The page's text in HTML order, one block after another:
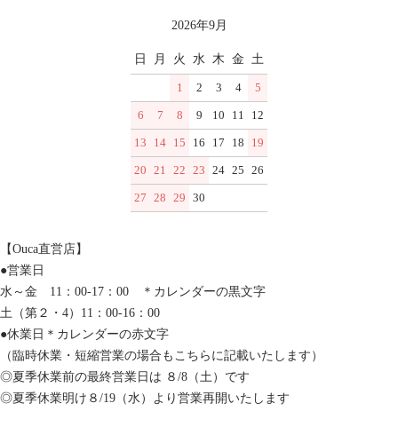
2026年9月
日 月 火 水 木 金 土
1 2 3 4 5
6 7 8 9 10 11 12
13 14 15 16 17 18 19
20 21 22 23 24 25 26
27 28 29 30
【Ouca直営店】
●営業日
水～金 11：00-17：00 ＊カレンダーの黒文字
土（第２・4）11：00-16：00
●休業日＊カレンダーの赤文字
（臨時休業・短縮営業の場合もこちらに記載いたします）
◎夏季休業前の最終営業日は ８/8（土）です
◎夏季休業明け８/19（水）より営業再開いたします